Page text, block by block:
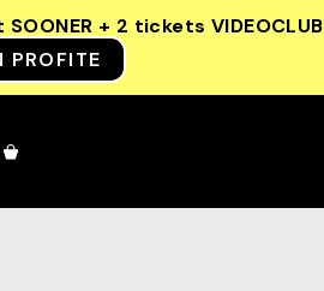
SOONER + 2 tickets VIDEOCLUB
PROFITE